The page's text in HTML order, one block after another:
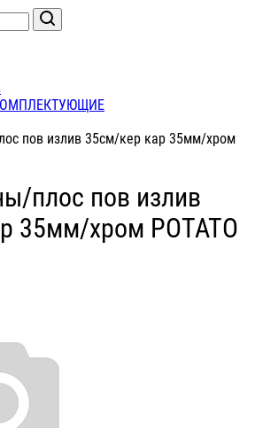
пов излив 35см/кер кар 35мм/хром
плос пов излив
35мм/хром POTATO